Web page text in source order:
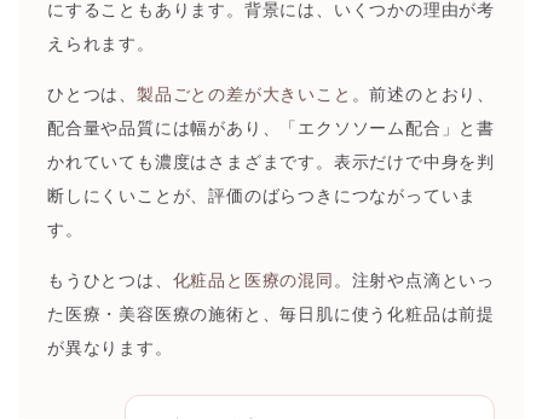
にすることもあります。背景には、いくつかの理由が考
えられます。
ひとつは、 製品ごとの差が大きいこと 。前述のとおり、
配合量や品質には幅があり、「エクソソーム配合」と書
かれていても濃度はさまざまです。表示だけで中身を判
断しにくいことが、評価のばらつきにつながっていま
す。
もうひとつは、 化粧品と医療の混同 。注射や点滴といっ
た医療・美容医療の施術と、毎日肌に使う化粧品は前提
が異なります。